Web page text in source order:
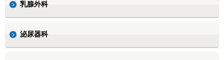
乳腺外科
泌尿器科